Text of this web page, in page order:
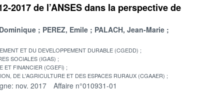
2017 de l’ANSES dans la perspective de
PEREZ, Emile
PALACH, Jean-Marie
ET DU DEVELOPPEMENT DURABLE (CGEDD)
SOCIALES (IGAS)
ET FINANCIER (CGEFi)
DE L'AGRICULTURE ET DES ESPACES RURAUX (CGAAER)
nov. 2017 Affaire n°010931-01